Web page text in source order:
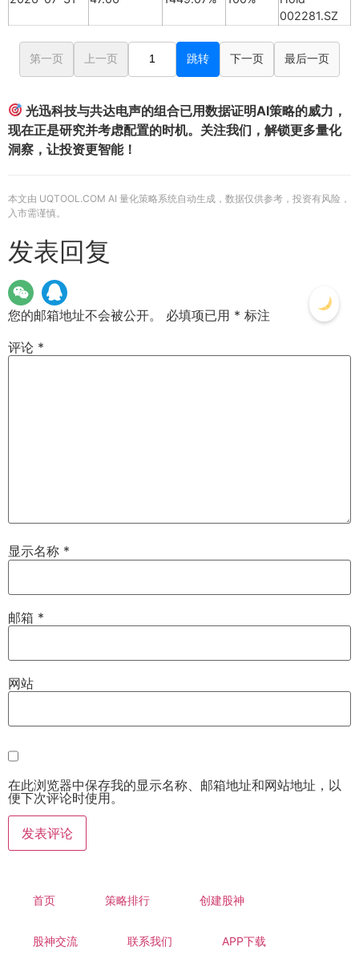
002281.SZ
第一页 上一页 跳转 下一页 最后一页
光迅科技与共达电声的组合已用数据证明AI策略的威力，
现在正是研究并考虑配置的时机。关注我们，解锁更多量化
洞察，让投资更智能！
本文由 UQTOOL.COM AI 量化策略系统自动生成，数据仅供参考，投资有风险，
入市需谨慎。
发表回复
您的邮箱地址不会被公开。 必填项已用 * 标注
评论 *
显示名称 *
邮箱 *
网站
在此浏览器中保存我的显示名称、邮箱地址和网站地址，以
便下次评论时使用。
首页 策略排行 创建股神
股神交流 联系我们 APP下载